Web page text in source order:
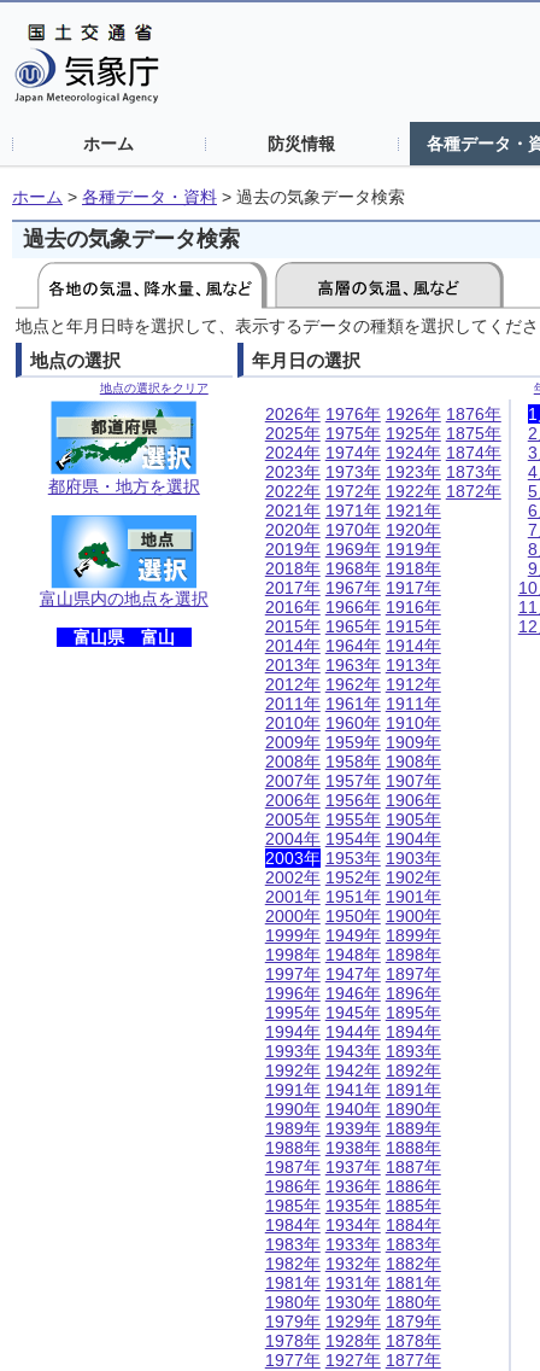
ホーム 防災情報 各種データ・
ホーム > 各種データ・資料 > 過去の気象データ検索
過去の気象データ検索
地点と年月日時を選択して、表示するデータの種類を選択してくだ
地点の選択
地点の選択をクリア
都府県・地方を選択
富山県内の地点を選択
富山県 富山
年月日の選択
2026年
2025年
2024年
2023年
2022年
2021年
2020年
2019年
2018年
2017年
2016年
2015年
2014年
2013年
2012年
2011年
2010年
2009年
2008年
2007年
2006年
2005年
2004年
2003年
2002年
2001年
2000年
1999年
1998年
1997年
1996年
1995年
1994年
1993年
1992年
1991年
1990年
1989年
1988年
1987年
1986年
1985年
1984年
1983年
1982年
1981年
1980年
1979年
1978年
1977年
1976年
1975年
1974年
1973年
1972年
1971年
1970年
1969年
1968年
1967年
1966年
1965年
1964年
1963年
1962年
1961年
1960年
1959年
1958年
1957年
1956年
1955年
1954年
1953年
1952年
1951年
1950年
1949年
1948年
1947年
1946年
1945年
1944年
1943年
1942年
1941年
1940年
1939年
1938年
1937年
1936年
1935年
1934年
1933年
1932年
1931年
1930年
1929年
1928年
1927年
1926年
1925年
1924年
1923年
1922年
1921年
1920年
1919年
1918年
1917年
1916年
1915年
1914年
1913年
1912年
1911年
1910年
1909年
1908年
1907年
1906年
1905年
1904年
1903年
1902年
1901年
1900年
1899年
1898年
1897年
1896年
1895年
1894年
1893年
1892年
1891年
1890年
1889年
1888年
1887年
1886年
1885年
1884年
1883年
1882年
1881年
1880年
1879年
1878年
1877年
1876年
1875年
1874年
1873年
1872年